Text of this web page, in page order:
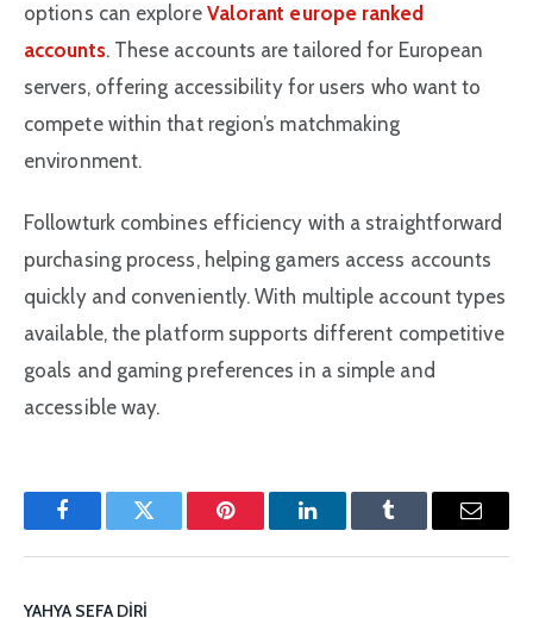
options can explore Valorant europe ranked
accounts. These accounts are tailored for European
servers, offering accessibility for users who want to
compete within that region’s matchmaking
environment.
Followturk combines efficiency with a straightforward
purchasing process, helping gamers access accounts
quickly and conveniently. With multiple account types
available, the platform supports different competitive
goals and gaming preferences in a simple and
accessible way.
FacebookTwitter Pinterest'inLinkedInTumblr
E-
YAHYA SEFA DIRI